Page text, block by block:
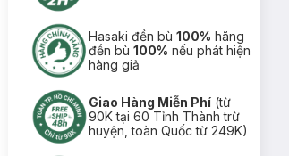
Hasaki đền bù100% hãng
đền bù100% nếu phát hiện
hàng giả
Giao Hàng Miễn Phí (từ
90K tại 60 Tỉnh Thành trừ
huyện, toàn Quốc từ 249K)